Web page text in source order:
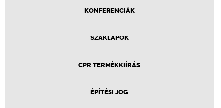
KONFERENCIÁK
SZAKLAPOK
CPR TERMÉKKIÍRÁS
ÉPÍTÉSI JOG